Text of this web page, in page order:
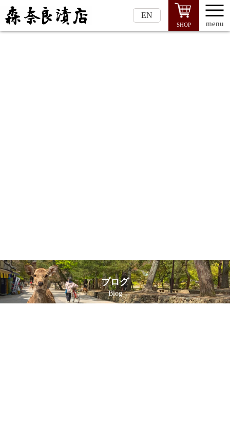
EN
SHOP menu
ブログ
Blog